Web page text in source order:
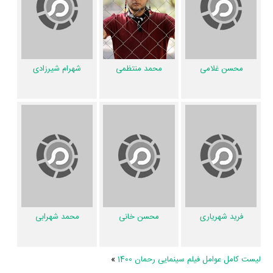
ساختار فیلم رحمان 1400 غیرتکراری و جدید است.
دارند حرف و پیام فیلم رحمان 1400 مفید و ارزشمند هست.
فیلم رحمان 1400 نسبتا تفکربرانگیز نیست چراکه تنها 40% نظردهندگان بعد
فیلم رحمان 1400 اصلا مناسب کودکان نیست چراکه تنها 14% مخاطبان عقیده
دارند فضای فیلم رحمان 1400 مناسب کودکان است.
اگر از تصویربرداری فیلم رحمان 1400 خوشتان آمده و یا دوستش ندارید، بهتر
ضرباهنگ و تدوین فیلم رحمان 1400 چیست؟ تدوین رحمان 1400 را
محسن غلامی محمد منتظمی شهرام شیرزادی
فرید شهریاری محسن خانی محمد شهرابی
لیست کامل عوامل فیلم سینمایی رحمان 1400 »